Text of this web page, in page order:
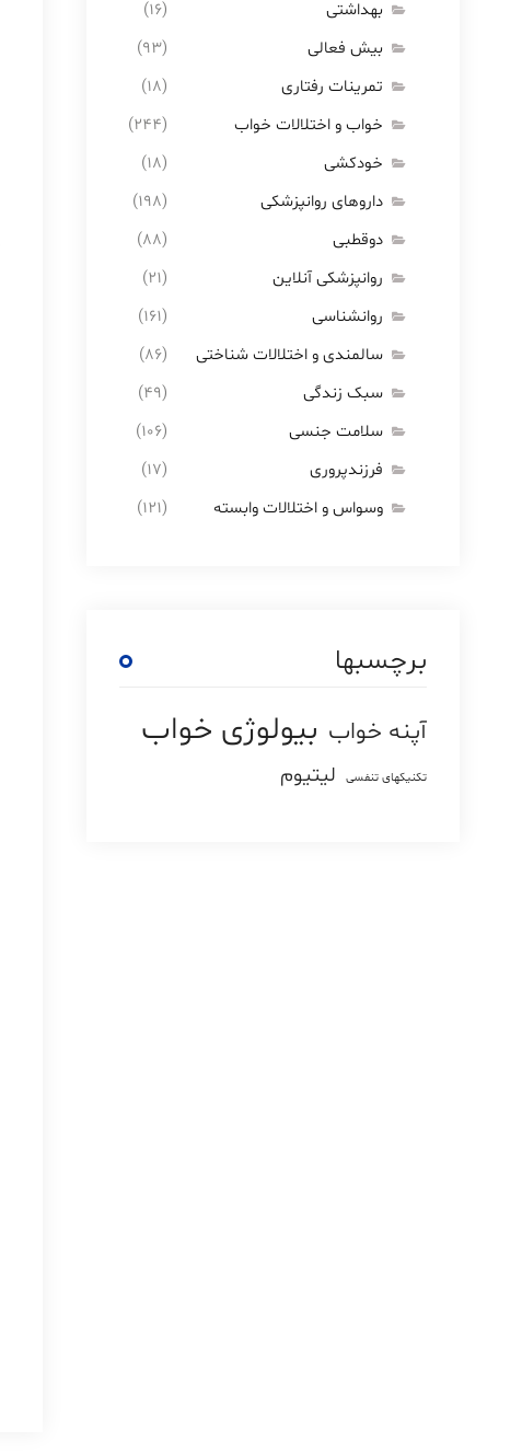
بهداشتی
(16)
بیش فعالی
(93)
تمرینات رفتاری
(18)
خواب و اختلالات خواب
(244)
خودکشی
(18)
داروهای روانپزشکی
(198)
دوقطبی
(88)
روانپزشکی آنلاین
(21)
روانشناسی
(161)
سالمندی و اختلالات شناختی
(86)
سبک زندگی
(49)
سلامت جنسی
(106)
فرزندپروری
(17)
وسواس و اختلالات وابسته
(121)
برچسبها
آپنه خواب بیولوژی خواب
تکنیکهای تنفسی لیتیوم